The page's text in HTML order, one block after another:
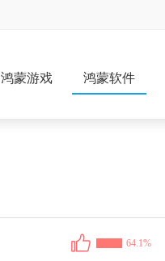
鸿蒙游戏 鸿蒙软件
64.1%